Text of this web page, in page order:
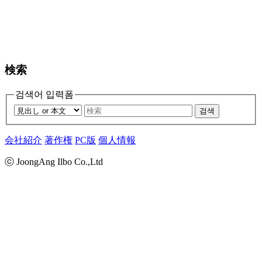
検索
검색어 입력폼
검색
会社紹介 著作権 PC版 個人情報
ⓒ JoongAng Ilbo Co.,Ltd